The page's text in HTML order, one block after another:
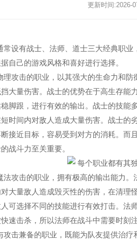
更新时间:2026-
有战士、法师、道士三大经典职业
自己的游戏风格和喜好进行选择。
击的职业，以其强大的生命力和防
大量伤害。战士的优势在于高生存能
脚跟，进行有效的输出。战士的技能
时间内对敌人造成大量伤害。战士的
接近目标，容易受到对方的消耗。而
战斗力至关重要。
击的职业，拥有极高的输出能力。
大量敌人造成毁灭性的伤害，在清理
可选择不同的技能进行有效打击。法
速击杀，所以法师在战斗中需要时刻
兼备的职业，既能为队友提供治疗